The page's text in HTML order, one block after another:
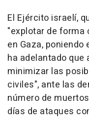
El Ejército israelí,
"explotar de
en Gaza,
ha adelantado
minimizar las
civiles", ante las
número de
días de ataques